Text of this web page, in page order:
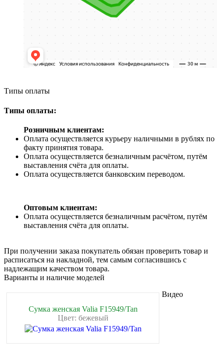
Типы оплаты
Типы оплаты:
Розничным клиентам:
Оплата осуществляется курьеру наличными в рублях по
факту принятия товара.
Оплата осуществляется безналичным расчётом, путём
выставления счёта для оплаты.
Оплата осуществляется банковским переводом.
Оптовым клиентам:
Оплата осуществляется безналичным расчётом, путём
выставления счёта для оплаты.
При получении заказа покупатель обязан проверить товар и
расписаться на накладной, тем самым согласившись с
надлежащим качеством товара.
Варианты и наличие моделей
Сумка женская Valia F15949/Tan
Цвет: бежевый
Видео